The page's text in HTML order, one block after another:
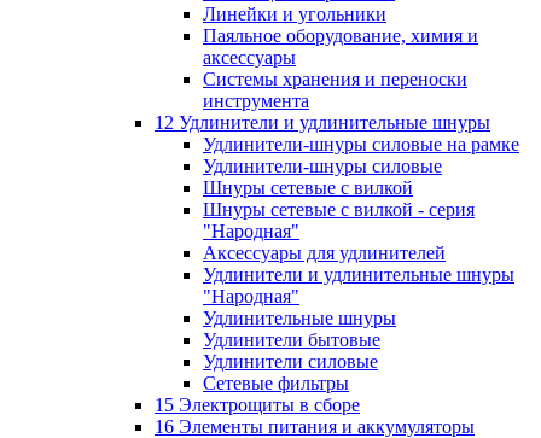
Линейки и угольники
Паяльное оборудование, химия и
аксессуары
Системы хранения и переноски
инструмента
12 Удлинители и удлинительные шнуры
Удлинители-шнуры силовые на рамке
Удлинители-шнуры силовые
Шнуры сетевые с вилкой
Шнуры сетевые с вилкой - серия
"Народная"
Аксессуары для удлинителей
Удлинители и удлинительные шнуры
"Народная"
Удлинительные шнуры
Удлинители бытовые
Удлинители силовые
Сетевые фильтры
15 Электрощиты в сборе
16 Элементы питания и аккумуляторы